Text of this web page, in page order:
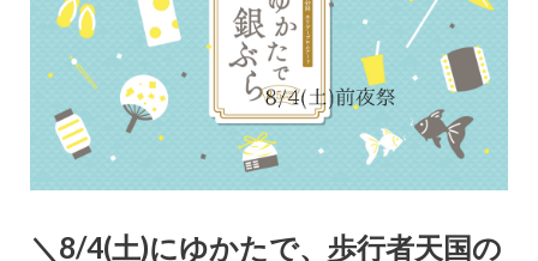
＼8/4(土)にゆかたで、歩行者天国の